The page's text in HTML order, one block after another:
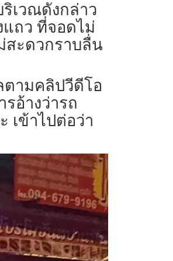
เวณดังกล่าว
ถว ที่จอดไม่
สะดวกราบลื่น
ามคลิปวีดีโอ
อ้างว่ารถ
เข้าไปต่อว่า